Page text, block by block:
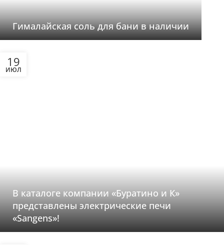
Гималайская соль для бани в наличии
19
ИЮЛ
В каталоге компании «Буратино и К»
представлены электрические печи
«Sangens»!